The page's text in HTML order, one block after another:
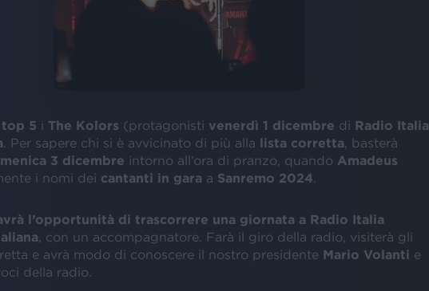
5 i The Kolors (protagonisti venerdì 1 dicembre di Radio Italia
. Per sapere chi si è avvicinato di più alla lista corretta , basterà
3 dicembre intorno all’ora di pranzo, quando Amadeus
i nomi dei cantanti in gara a Sanremo 2024
l’opportunità di trascorrere una giornata a Radio Italia
, con un accompagnatore. Farà il giro della radio, visiterà gli
e avrà modo di conoscere il nostro presidente Mario Volanti e
della radio.